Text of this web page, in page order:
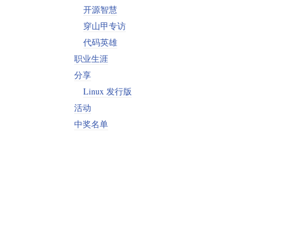
开源智慧
穿山甲专访
代码英雄
职业生涯
分享
Linux 发行版
活动
中奖名单